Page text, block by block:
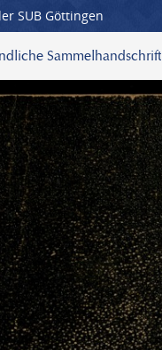
SUB Göttingen
Sammelhandschrift